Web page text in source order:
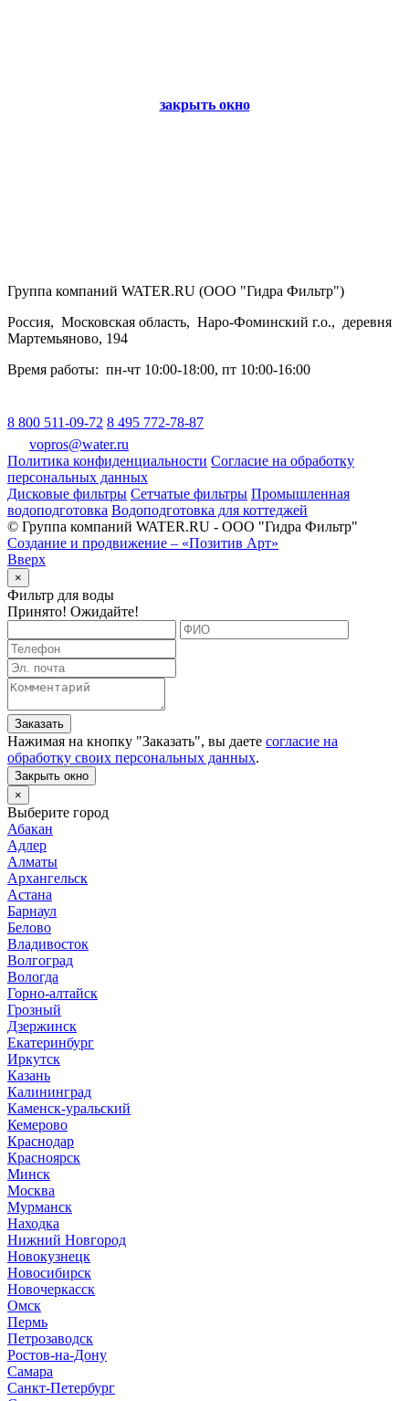
закрыть окно
Группа компаний WATER.RU (ООО "Гидра Фильтр")
Россия, Московская область, Наро-Фоминский г.о., деревня
Мартемьяново, 194
Время работы: пн-чт 10:00-18:00, пт 10:00-16:00
8 800 511-09-72 8 495 772-78-87
vopros@water.ru
Политика конфиденциальности Согласие на обработку
персональных данных
Дисковые фильтры Сетчатые фильтры Промышленная
водоподготовка Водоподготовка для коттеджей
© Группа компаний WATER.RU - ООО "Гидра Фильтр"
Создание и продвижение – «Позитив Арт»
Вверх
×
Фильтр для воды
Принято! Ожидайте!
Заказать
Нажимая на кнопку "Заказать", вы даете согласие на
обработку своих персональных данных.
Закрыть окно
×
Выберите город
Абакан
Адлер
Алматы
Архангельск
Астана
Барнаул
Белово
Владивосток
Волгоград
Вологда
Горно-алтайск
Грозный
Дзержинск
Екатеринбург
Иркутск
Казань
Калининград
Каменск-уральский
Кемерово
Краснодар
Красноярск
Минск
Москва
Мурманск
Находка
Нижний Новгород
Новокузнецк
Новосибирск
Новочеркасск
Омск
Пермь
Петрозаводск
Ростов-на-Дону
Самара
Санкт-Петербург